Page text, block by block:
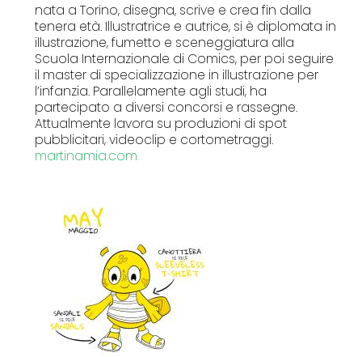
nata a Torino, disegna, scrive e crea fin dalla
tenera età. Illustratrice e autrice, si è diplomata in
illustrazione, fumetto e sceneggiatura alla
Scuola Internazionale di Comics, per poi seguire
il master di specializzazione in illustrazione per
l’infanzia. Parallelamente agli studi, ha
partecipato a diversi concorsi e rassegne.
Attualmente lavora su produzioni di spot
pubblicitari, videoclip e cortometraggi.
martinamia.com